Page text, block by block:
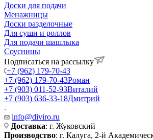
Доски для подачи
Менажницы
Доски разделочные
Для суши и роллов
Для подачи шашлыка
Соусницы
Подписаться на рассылку
+7 (962) 179-70-43
+7 (962) 179-70-43Роман
+7 (903) 011-52-93Виталий
+7 (903) 636-33-18Дмитрий
info@diviro.ru
Доставка: г. Жуковский
Производство: г. Калуга, 2-й